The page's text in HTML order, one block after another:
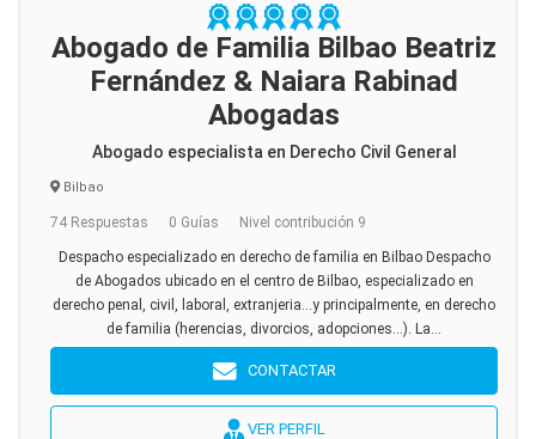
Abogado de Familia Bilbao Beatriz
Fernández & Naiara Rabinad
Abogadas
Abogado especialista en Derecho Civil General
Bilbao
74 Respuestas 0 Guías Nivel contribución 9
Despacho especializado en derecho de familia en Bilbao Despacho
de Abogados ubicado en el centro de Bilbao, especializado en
derecho penal, civil, laboral, extranjeria...y principalmente, en derecho
de familia (herencias, divorcios, adopciones...). La...
CONTACTAR
VER PERFIL